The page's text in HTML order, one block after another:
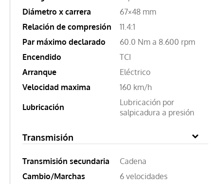
Diámetro x carrera
67×48 mm
Relación de compresión
11.4:1
Par máximo declarado
60.0 Nm a 8.600 rpm
Encendido
TCI
Arranque
Eléctrico
Velocidad maxima
160 km/h
Lubricación
Lubricación por
salpicadura a presión
Transmisión
Transmisión secundaria
Cadena
Cambio/Marchas
6 velocidades